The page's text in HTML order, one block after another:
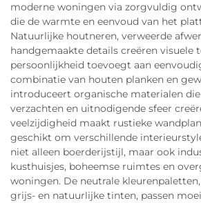
moderne woningen via zorgvuldig
die de warmte en eenvoud van het
Natuurlijke houtneren, verweerde
handgemaakte details creëren visuele
persoonlijkheid toevoegt aan
combinatie van houten planken en
introduceert organische materialen
verzachten en uitnodigende sfeer
veelzijdigheid maakt rustieke
geschikt om verschillende
niet alleen boerderijstijl, maar ook
kusthuisjes, boheemse ruimtes en
woningen. De neutrale
grijs- en natuurlijke tinten, passen